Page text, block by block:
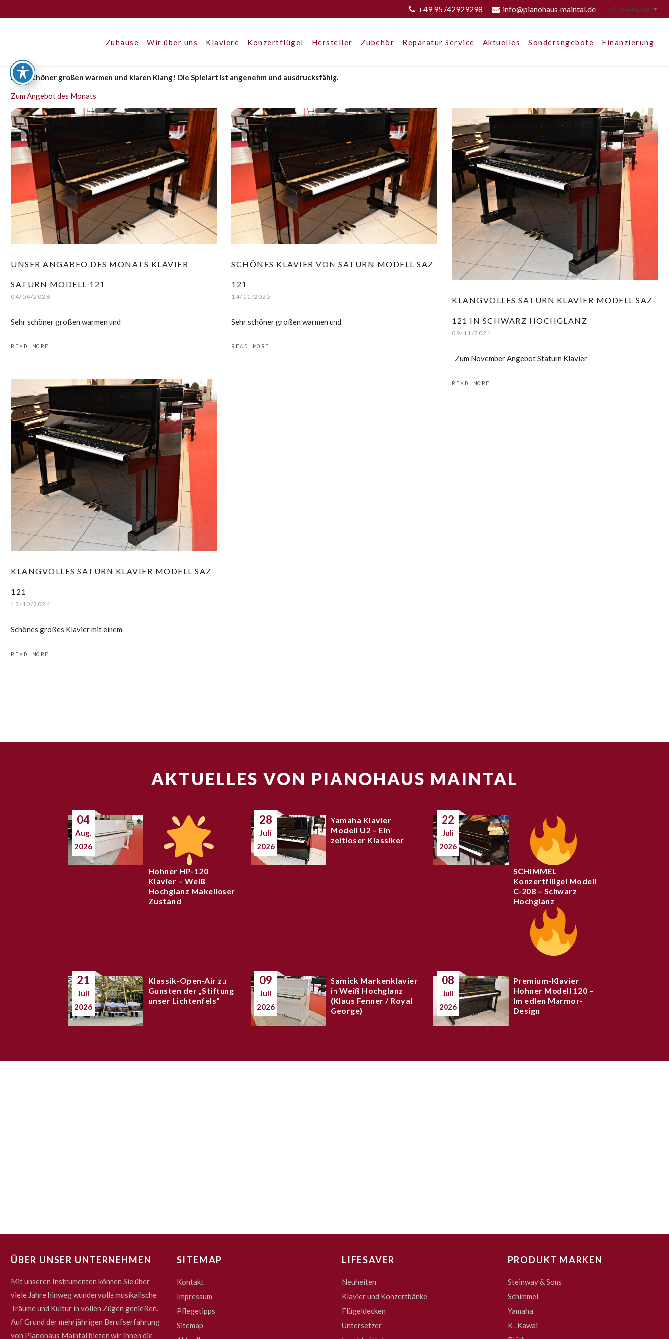
+49 95742929298 info@pianohaus-maintal.de Select Language ▼
Zuhause Wir über uns Klaviere Konzertflügel Hersteller Zubehör Reparatur Service Aktuelles Sonderangebote Finanzierung
Sehr schöner großen warmen und klaren Klang! Die Spielart ist angenehm und ausdrucksfähig.
Zum Angebot des Monats
UNSER ANGABEO DES MONATS KLAVIER
SATURN MODELL 121
04/04/2026
Sehr schöner großen warmen und
READ MORE
SCHÖNES KLAVIER VON SATURN MODELL SAZ
121
14/11/2025
Sehr schöner großen warmen und
READ MORE
KLANGVOLLES SATURN KLAVIER MODELL SAZ-
121 IN SCHWARZ HOCHGLANZ
09/11/2024
Zum November Angebot Staturn Klavier
READ MORE
KLANGVOLLES SATURN KLAVIER MODELL SAZ-
121
12/10/2024
Schönes großes Klavier mit einem
READ MORE
AKTUELLES VON PIANOHAUS MAINTAL
04
Aug.
2026
Hohner HP-120
Klavier – Weiß
Hochglanz Makelloser
Zustand
28
Juli
2026
Yamaha Klavier
Modell U2 – Ein
zeitloser Klassiker
22
Juli
2026
SCHIMMEL
Konzertflügel Modell
C-208 – Schwarz
Hochglanz
21
Juli
2026
Klassik-Open-Air zu
Gunsten der „Stiftung
unser Lichtenfels“
09
Juli
2026
Samick Markenklavier
in Weiß Hochglanz
(Klaus Fenner / Royal
George)
08
Juli
2026
Premium-Klavier
Hohner Modell 120 –
Im edlen Marmor-
Design
ÜBER UNSER UNTERNEHMEN
Mit unseren Instrumenten können Sie über
viele Jahre hinweg wundervolle musikalische
Träume und Kultur in vollen Zügen genießen.
Auf Grund der mehrjährigen Berufserfahrung
von Pianohaus Maintal bieten wir Ihnen die
SITEMAP
Kontakt
Impressum
Pflegetipps
Sitemap
LIFESAVER
Neuheiten
Klavier und Konzertbänke
Flügeldecken
Untersetzer
PRODUKT MARKEN
Steinway & Sons
Schimmel
Yamaha
K . Kawai